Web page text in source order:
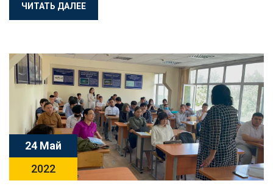
ЧИТАТЬ ДАЛЕЕ
24 Май
2022